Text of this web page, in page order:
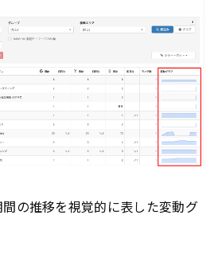
の推移を視覚的に表した変動グ